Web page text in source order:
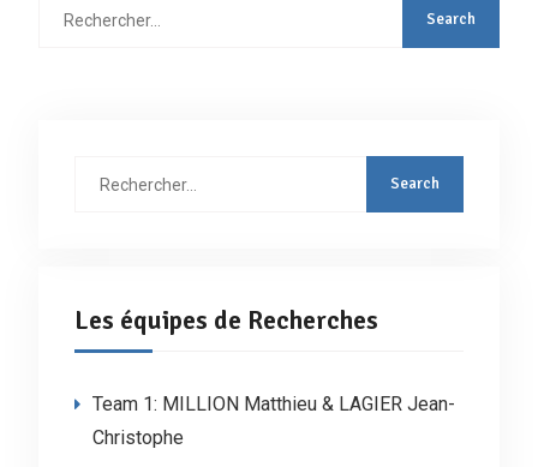
Les équipes de Recherches
Team 1: MILLION Matthieu & LAGIER Jean-
Christophe